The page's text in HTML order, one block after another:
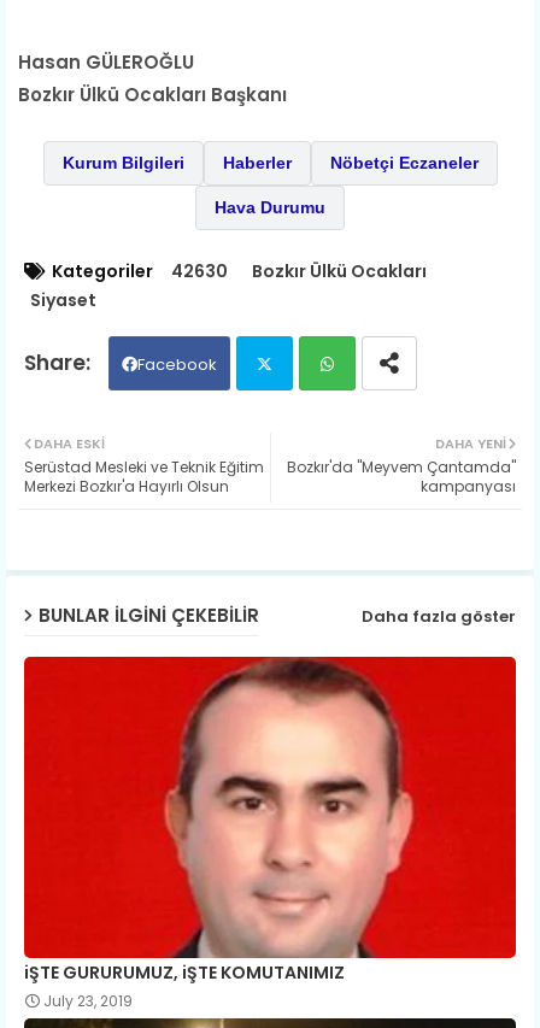
Hasan GÜLEROĞLU
Bozkır Ülkü Ocakları Başkanı
Kurum Bilgileri Haberler Nöbetçi Eczaneler
Hava Durumu
Kategoriler 42630
Bozkır Ülkü Ocakları
Siyaset
Facebook
ter ats
p
DAHA YENI
Bozkır'da "Meyvem Çantamda"
kampanyası
DAHA ESKI
Serüstad Mesleki ve Teknik Eğitim
Merkezi Bozkır'a Hayırlı Olsun
BUNLAR ILGINI ÇEKEBILIR Daha fazla göster
iŞTE GURURUMUZ, iŞTE KOMUTANIMIZ
July 23, 2019